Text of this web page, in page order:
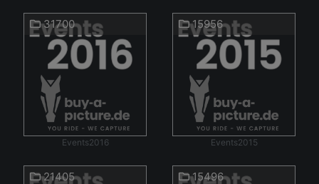
31700
Events2016
15956
Events2015
21405 15496